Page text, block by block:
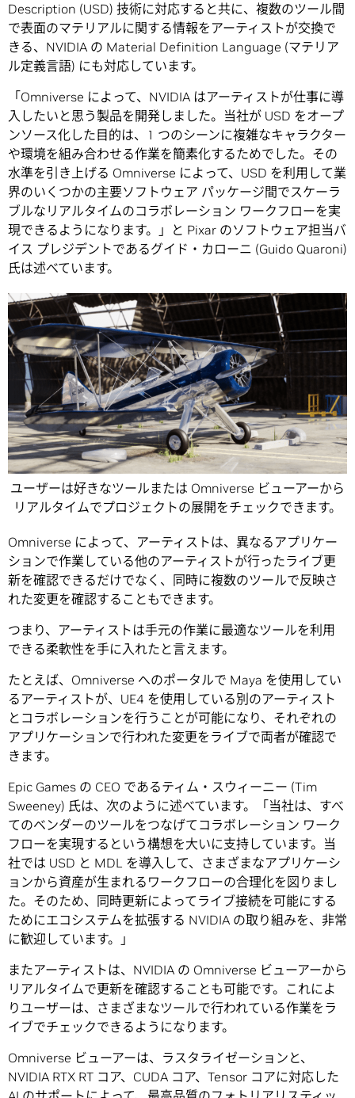
Description (USD) 技術に対応すると共に、複数のツール間
で表面のマテリアルに関する情報をアーティストが交換で
きる、NVIDIA の Material Definition Language (マテリア
ル定義言語) にも対応しています。
「Omniverse によって、NVIDIA はアーティストが仕事に導
入したいと思う製品を開発しました。当社が USD をオープ
ンソース化した目的は、1 つのシーンに複雑なキャラクター
や環境を組み合わせる作業を簡素化するためでした。その
水準を引き上げる Omniverse によって、USD を利用して業
界のいくつかの主要ソフトウェア パッケージ間でスケーラ
ブルなリアルタイムのコラボレーション ワークフローを実
現できるようになります。」と Pixar のソフトウェア担当バ
イス プレジデントであるグイド・カローニ (Guido Quaroni)
氏は述べています。
ユーザーは好きなツールまたは Omniverse ビューアーから
リアルタイムでプロジェクトの展開をチェックできます。
Omniverse によって、アーティストは、異なるアプリケー
ションで作業している他のアーティストが行ったライブ更
新を確認できるだけでなく、同時に複数のツールで反映さ
れた変更を確認することもできます。
つまり、アーティストは手元の作業に最適なツールを利用
できる柔軟性を手に入れたと言えます。
たとえば、Omniverse へのポータルで Maya を使用してい
るアーティストが、UE4 を使用している別のアーティスト
とコラボレーションを行うことが可能になり、それぞれの
アプリケーションで行われた変更をライブで両者が確認で
きます。
Epic Games の CEO であるティム・スウィーニー (Tim
Sweeney) 氏は、次のように述べています。「当社は、すべ
てのベンダーのツールをつなげてコラボレーション ワーク
フローを実現するという構想を大いに支持しています。当
社では USD と MDL を導入して、さまざまなアプリケーシ
ョンから資産が生まれるワークフローの合理化を図りまし
た。そのため、同時更新によってライブ接続を可能にする
ためにエコシステムを拡張する NVIDIA の取り組みを、非常
に歓迎しています。」
またアーティストは、NVIDIA の Omniverse ビューアーから
リアルタイムで更新を確認することも可能です。これによ
りユーザーは、さまざまなツールで行われている作業をラ
イブでチェックできるようになります。
Omniverse ビューアーは、ラスタライゼーションと、
NVIDIA RTX RT コア、CUDA コア、Tensor コアに対応した